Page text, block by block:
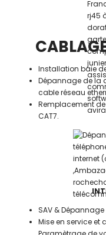
Installation baie
Dépannage de la
cable réseau
Remplacement de
CAT7.
SAV &
Mise en service et